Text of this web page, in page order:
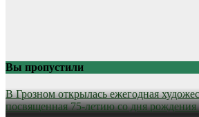
Вы пропустили
В Грозном открылась ежегодная
посвященная 75-летию со дня